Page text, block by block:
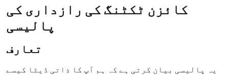
کائزن ٹکٹنگ کی رازداری کی
پالیسی
تعارف
یہ پالیسی بیان کرتی ہے کہ ہم آپ کا ذاتی ڈیٹا کیسے